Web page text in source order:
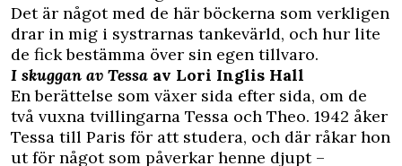
Det är något med de här böckerna som verkligen
drar in mig i systrarnas tankevärld, och hur lite
de fick bestämma över sin egen tillvaro.
I skuggan av Tessa av Lori Inglis Hall
En berättelse som växer sida efter sida, om de
två vuxna tvillingarna Tessa och Theo. 1942 åker
Tessa till Paris för att studera, och där råkar hon
ut för något som påverkar henne djupt –